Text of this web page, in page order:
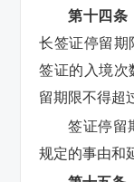
第十四条
长签证停留期
签证的入境次
留期限不得超
签证停留
规定的事由和